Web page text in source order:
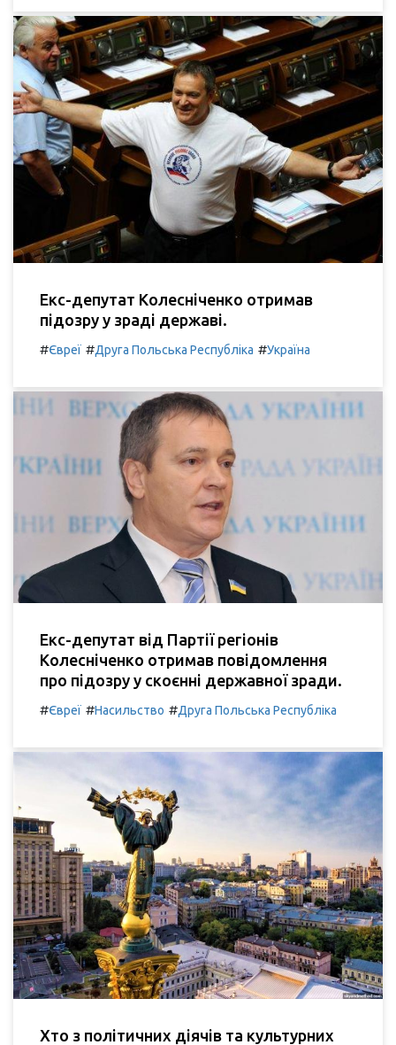
Екс-депутат Колесніченко отримав
підозру у зраді державі.
#Євреї #Друга Польська Республіка #Україна
Екс-депутат від Партії регіонів
Колесніченко отримав повідомлення
про підозру у скоєнні державної зради.
#Євреї #Насильство #Друга Польська Республіка
Хто з політичних діячів та культурних